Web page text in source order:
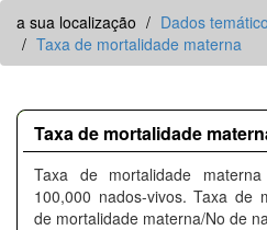
a sua localização Dados
Taxa de mortalidade materna
Taxa de mortalidade
Taxa de mortalidade
100,000 nados-vivos. Taxa de
de mortalidade materna/No de